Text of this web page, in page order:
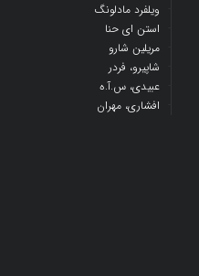
ویلفرد مادلونگ
استن ای حنا
مریلین شارو
شاپیرو، فردر
عبیدی، س.آ.ه
افشاری، مهران